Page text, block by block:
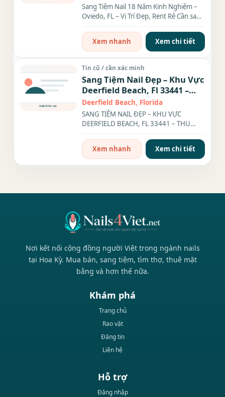
Sang Tiệm Nail 18 Năm Kinh Nghiệm –
Oviedo, FL – Vị Trí Đẹp, Rent Rẻ Cần sang
Xem nhanh
Xem chi tiết
Tin cũ / cần xác minh
Sang Tiệm Nail Đẹp – Khu Vực
Deerfield Beach, Fl 33441 –
Thu Nhập $30k/Tháng
Deerfield Beach, Florida
SANG TIỆM NAIL ĐẸP – KHU VỰC
DEERFIELD BEACH, FL 33441 – THU
sang...
Xem nhanh Xem chi tiết
Nơi kết nối cộng đồng người Việt trong ngành nails
tại Hoa Kỳ. Mua bán, sang tiệm, tìm thợ, thuê mặt
bằng và hơn thế nữa.
Khám phá
Trang chủ
Rao vặt
Đăng tin
Liên hệ
Hỗ trợ
Đăng nhập